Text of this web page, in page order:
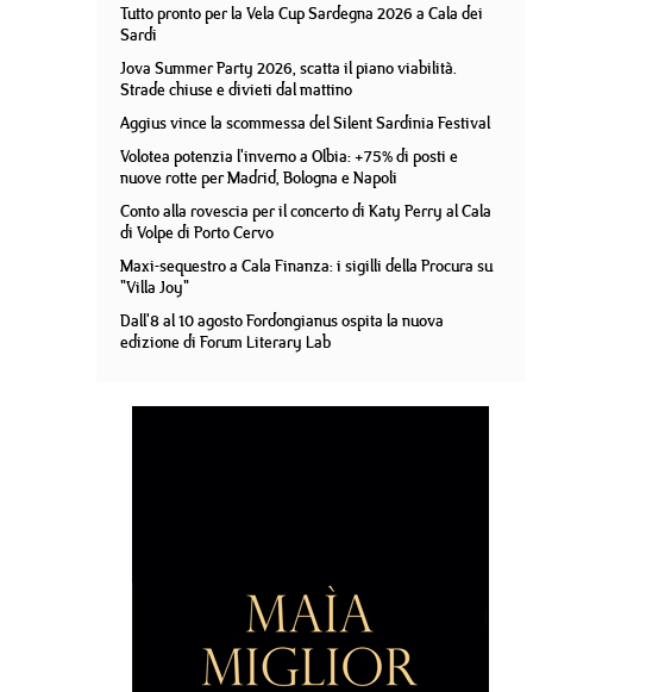
Tutto pronto per la Vela Cup Sardegna 2026 a Cala dei
Sardi
Jova Summer Party 2026, scatta il piano viabilità.
Strade chiuse e divieti dal mattino
Aggius vince la scommessa del Silent Sardinia Festival
Volotea potenzia l'inverno a Olbia: +75% di posti e
nuove rotte per Madrid, Bologna e Napoli
Conto alla rovescia per il concerto di Katy Perry al Cala
di Volpe di Porto Cervo
Maxi-sequestro a Cala Finanza: i sigilli della Procura su
"Villa Joy"
Dall'8 al 10 agosto Fordongianus ospita la nuova
edizione di Forum Literary Lab